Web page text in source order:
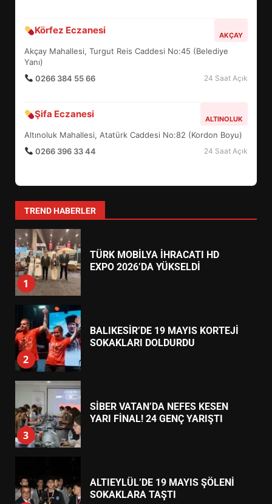
Körfez Eczanesi AKÇAY
Akçay Mahallesi, Turgut Reis Caddesi No:45 (Belediye
Yanı)
0266 384 55 66
24 Saat Açık
Şifa Eczanesi ALTINOLUK
Altınoluk Mahallesi, Atatürk Caddesi No:82 (Kordon Boyu)
0266 396 33 44
24 Saat Açık
TREND HABERLER
5
EMİRHAN BOZ MİLLİ TAKIMDA!
6
MEYDANLARA TAŞTI
7
SEFERBERLİĞİ: TÜM İLÇE
1
TÜRK MOBİLYA İHRACATI HD
EXPO 2026’DA YÜKSELDİ
2
BALIKESİR’DE 19 MAYIS KORTEJİ
SOKAKLARI DOLDURDU
3
SİBER VATAN’DA NEFES KESEN
YARI FİNAL! 24 GENÇ YARIŞTI
ALTIEYLÜL’DE 19 MAYIS ŞÖLENİ
SOKAKLARA TAŞTI